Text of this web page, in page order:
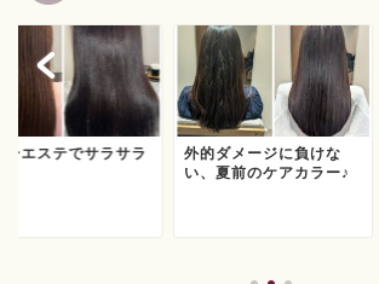
ーエステでサラサラ
外的ダメージに負けな
い、夏前のケアカラー♪